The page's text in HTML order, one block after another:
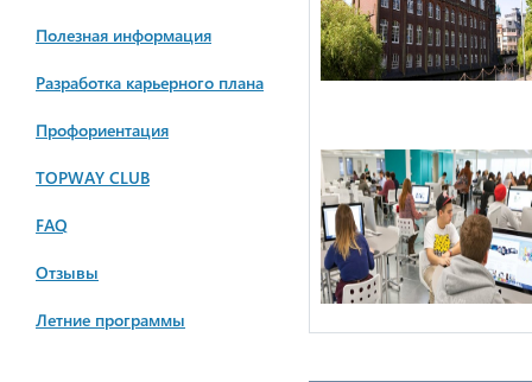
Полезная информация
Разработка карьерного плана
Профориентация
TOPWAY CLUB
FAQ
Отзывы
Летние программы